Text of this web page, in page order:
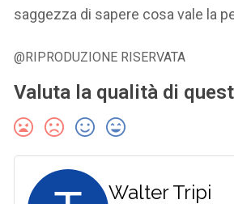
saggezza di sapere cosa vale la
@RIPRODUZIONE RISERVATA
Valuta la qualità di
Walter Tripi